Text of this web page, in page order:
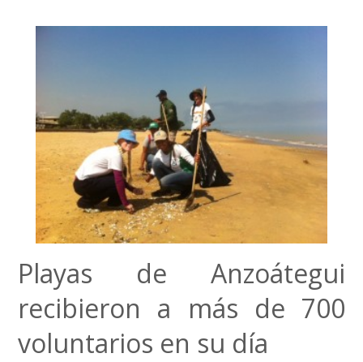
Playas de Anzoátegui
recibieron a más de 700
voluntarios en su día